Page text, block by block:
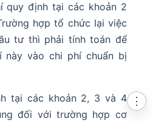
quy định tại các khoản 2
hợp tổ chức lại việc
tư thì phải tính toán để
này vào chi phí chuẩn bị
tại các khoản 2, 3 và 4
đối với trường hợp cơ
⋮